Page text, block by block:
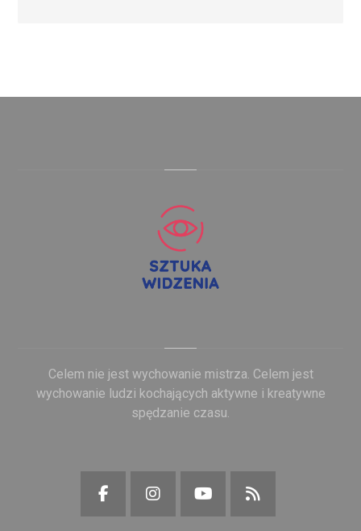
Celem nie jest wychowanie mistrza. Celem jest
wychowanie ludzi kochających aktywne i kreatywne
spędzanie czasu.